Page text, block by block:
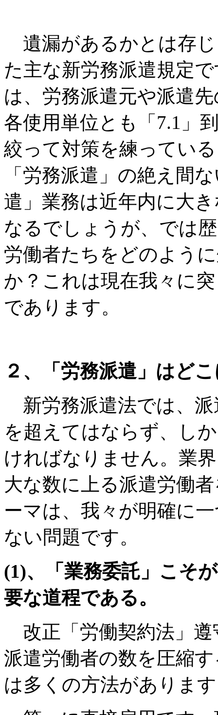
遺漏があるかとは存
た主な新労務派遣規定
は、労務派遣元や派遣
各使用単位とも「7.1」
絞って対策を練ってい
「労務派遣」の絶え間
遣」業務は近年内に大
なるでしょうが、では
労働者たちをどのよう
か？これは現在我々に
であります。
２、「労務派遣」はど
新労務派遣法では、
を超えてはならず、し
ければなりません。業
大な数に上る派遣労働
ーマは、我々が明確に
ない問題です。
(1)、「業務委託」こそ
要な道程である。
改正「労働契約法」
派遣労働者の数を圧縮
は多くの方法がありま